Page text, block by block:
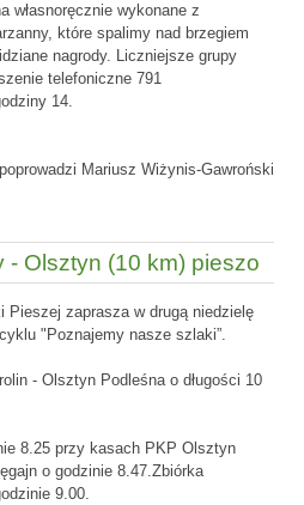
własnoręcznie wykonane z
które spalimy nad brzegiem
nagrody. Liczniejsze grupy
telefoniczne 791
14.
Mariusz Wiżynis-Gawroński
- Olsztyn (10 km) pieszo
Pieszej zaprasza w drugą niedzielę
"Poznajemy nasze szlaki”.
- Olsztyn Podleśna o długości 10
8.25 przy kasach PKP Olsztyn
o godzinie 8.47.Zbiórka
9.00.